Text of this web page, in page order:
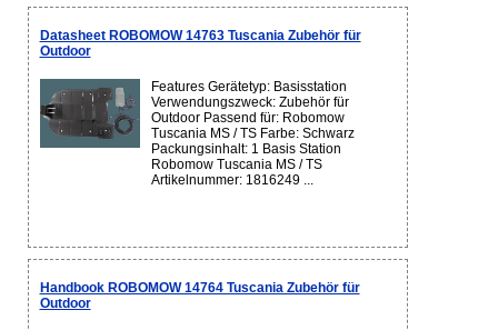
Datasheet ROBOMOW 14763 Tuscania Zubehör für
Outdoor
Features Gerätetyp: Basisstation
Verwendungszweck: Zubehör für
Outdoor Passend für: Robomow
Tuscania MS / TS Farbe: Schwarz
Packungsinhalt: 1 Basis Station
Robomow Tuscania MS / TS
Artikelnummer: 1816249 ...
Handbook ROBOMOW 14764 Tuscania Zubehör für
Outdoor